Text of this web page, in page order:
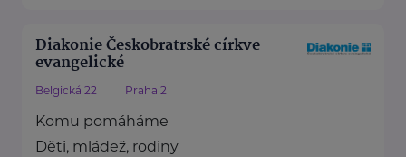
Diakonie Českobratrské církve
evangelické
Belgická 22 Praha 2
Komu pomáháme
Děti, mládež, rodiny